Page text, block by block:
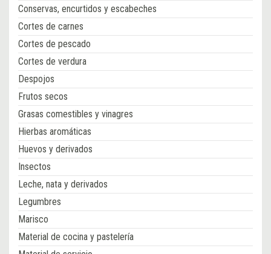
Conservas, encurtidos y escabeches
Cortes de carnes
Cortes de pescado
Cortes de verdura
Despojos
Frutos secos
Grasas comestibles y vinagres
Hierbas aromáticas
Huevos y derivados
Insectos
Leche, nata y derivados
Legumbres
Marisco
Material de cocina y pastelería